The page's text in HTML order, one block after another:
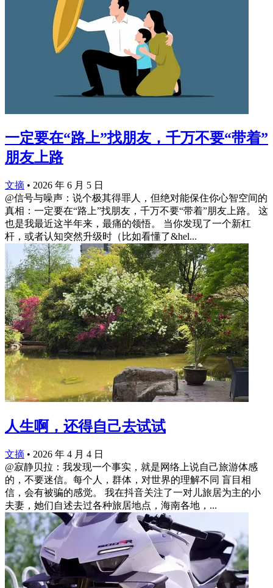
一定要在“路上”找朋友，千万不要“带着”
朋友上路
文摘 • 2026 年 6 月 5 日
@信号与噪声：说个极其得罪人，但绝对能保住你心智空间的
真相：一定要在“路上”找朋友，千万不要“带着”朋友上路。 这
也是我最近这半年来，最痛的领悟。 当你发现了一个新杠
杆，或者认知突然升级时（比如看懂了&hel...
人生啊，还得自己去试试
文摘 • 2026 年 4 月 4 日
@寂静贝拉：我发现一个事实，就是网络上说自己旅游体感
的，不要迷信。每个人，群体，对世界的理解不同 盲目相
信，会有被骗的感觉。 我在抖音关注了一对儿旅居为主的小
夫妻，她们自述去过各种旅居地点，海南各地，...